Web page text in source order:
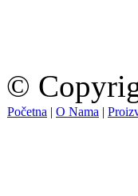
©
Početna | O Nama |